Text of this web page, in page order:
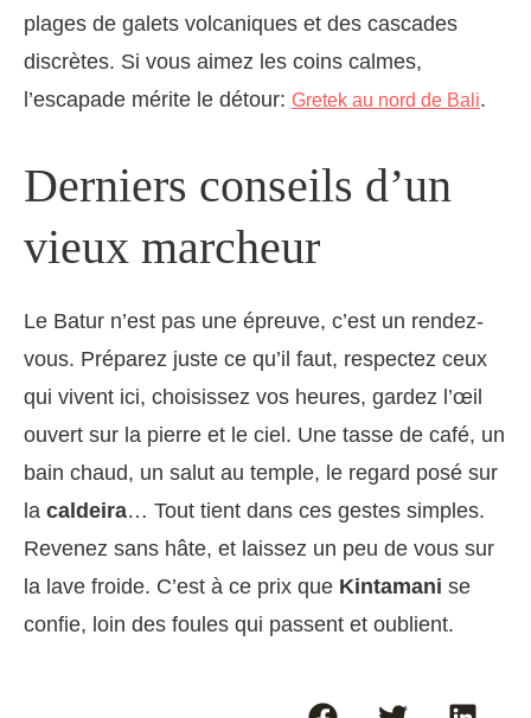
plages de galets volcaniques et des cascades
discrètes. Si vous aimez les coins calmes,
l’escapade mérite le détour: Gretek au nord de Bali.
Derniers conseils d’un
vieux marcheur
Le Batur n’est pas une épreuve, c’est un rendez-
vous. Préparez juste ce qu’il faut, respectez ceux
qui vivent ici, choisissez vos heures, gardez l’œil
ouvert sur la pierre et le ciel. Une tasse de café, un
bain chaud, un salut au temple, le regard posé sur
la caldeira… Tout tient dans ces gestes simples.
Revenez sans hâte, et laissez un peu de vous sur
la lave froide. C’est à ce prix que Kintamani se
confie, loin des foules qui passent et oublient.